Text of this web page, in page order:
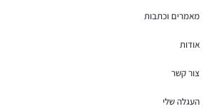
מאמרים וכתבות
אודות
צור קשר
העגלה שלי